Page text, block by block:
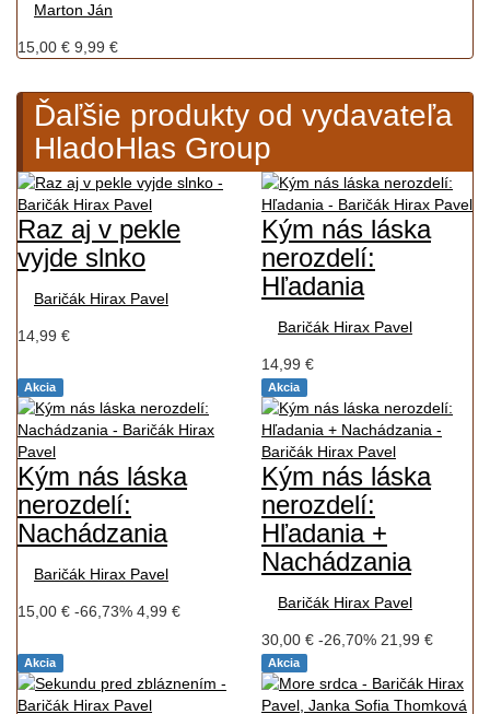
Marton Ján
15,00 € 9,99 €
Ďaľšie produkty od vydavateľa
HladoHlas Group
Raz aj v pekle
vyjde slnko
Baričák Hirax Pavel
14,99 €
Kým nás láska
nerozdelí:
Hľadania
Baričák Hirax Pavel
14,99 €
Akcia
Kým nás láska
nerozdelí:
Nachádzania
Baričák Hirax Pavel
15,00 € -66,73% 4,99 €
Akcia
Kým nás láska
nerozdelí:
Hľadania +
Nachádzania
Baričák Hirax Pavel
30,00 € -26,70% 21,99 €
Akcia Akcia